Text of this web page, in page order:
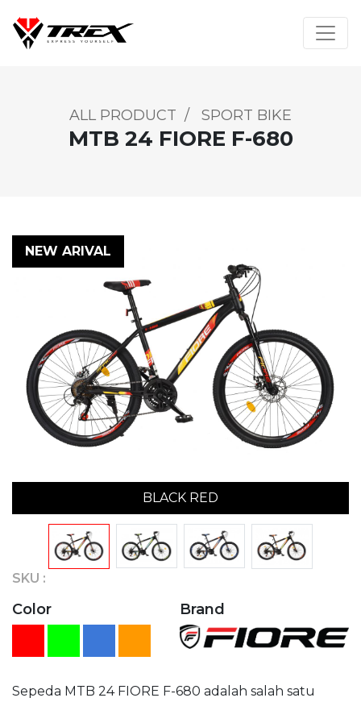
ALL PRODUCT / SPORT BIKE
MTB 24 FIORE F-680
BLACK RED
NEW ARIVAL
SKU :
Color Brand
Sepeda MTB 24 FIORE F-680 adalah salah satu